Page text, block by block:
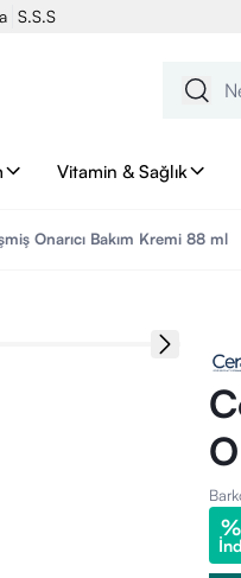
S.S.S
Vitamin & Sağlık
Onarıcı Bakım Kremi 88 ml
%